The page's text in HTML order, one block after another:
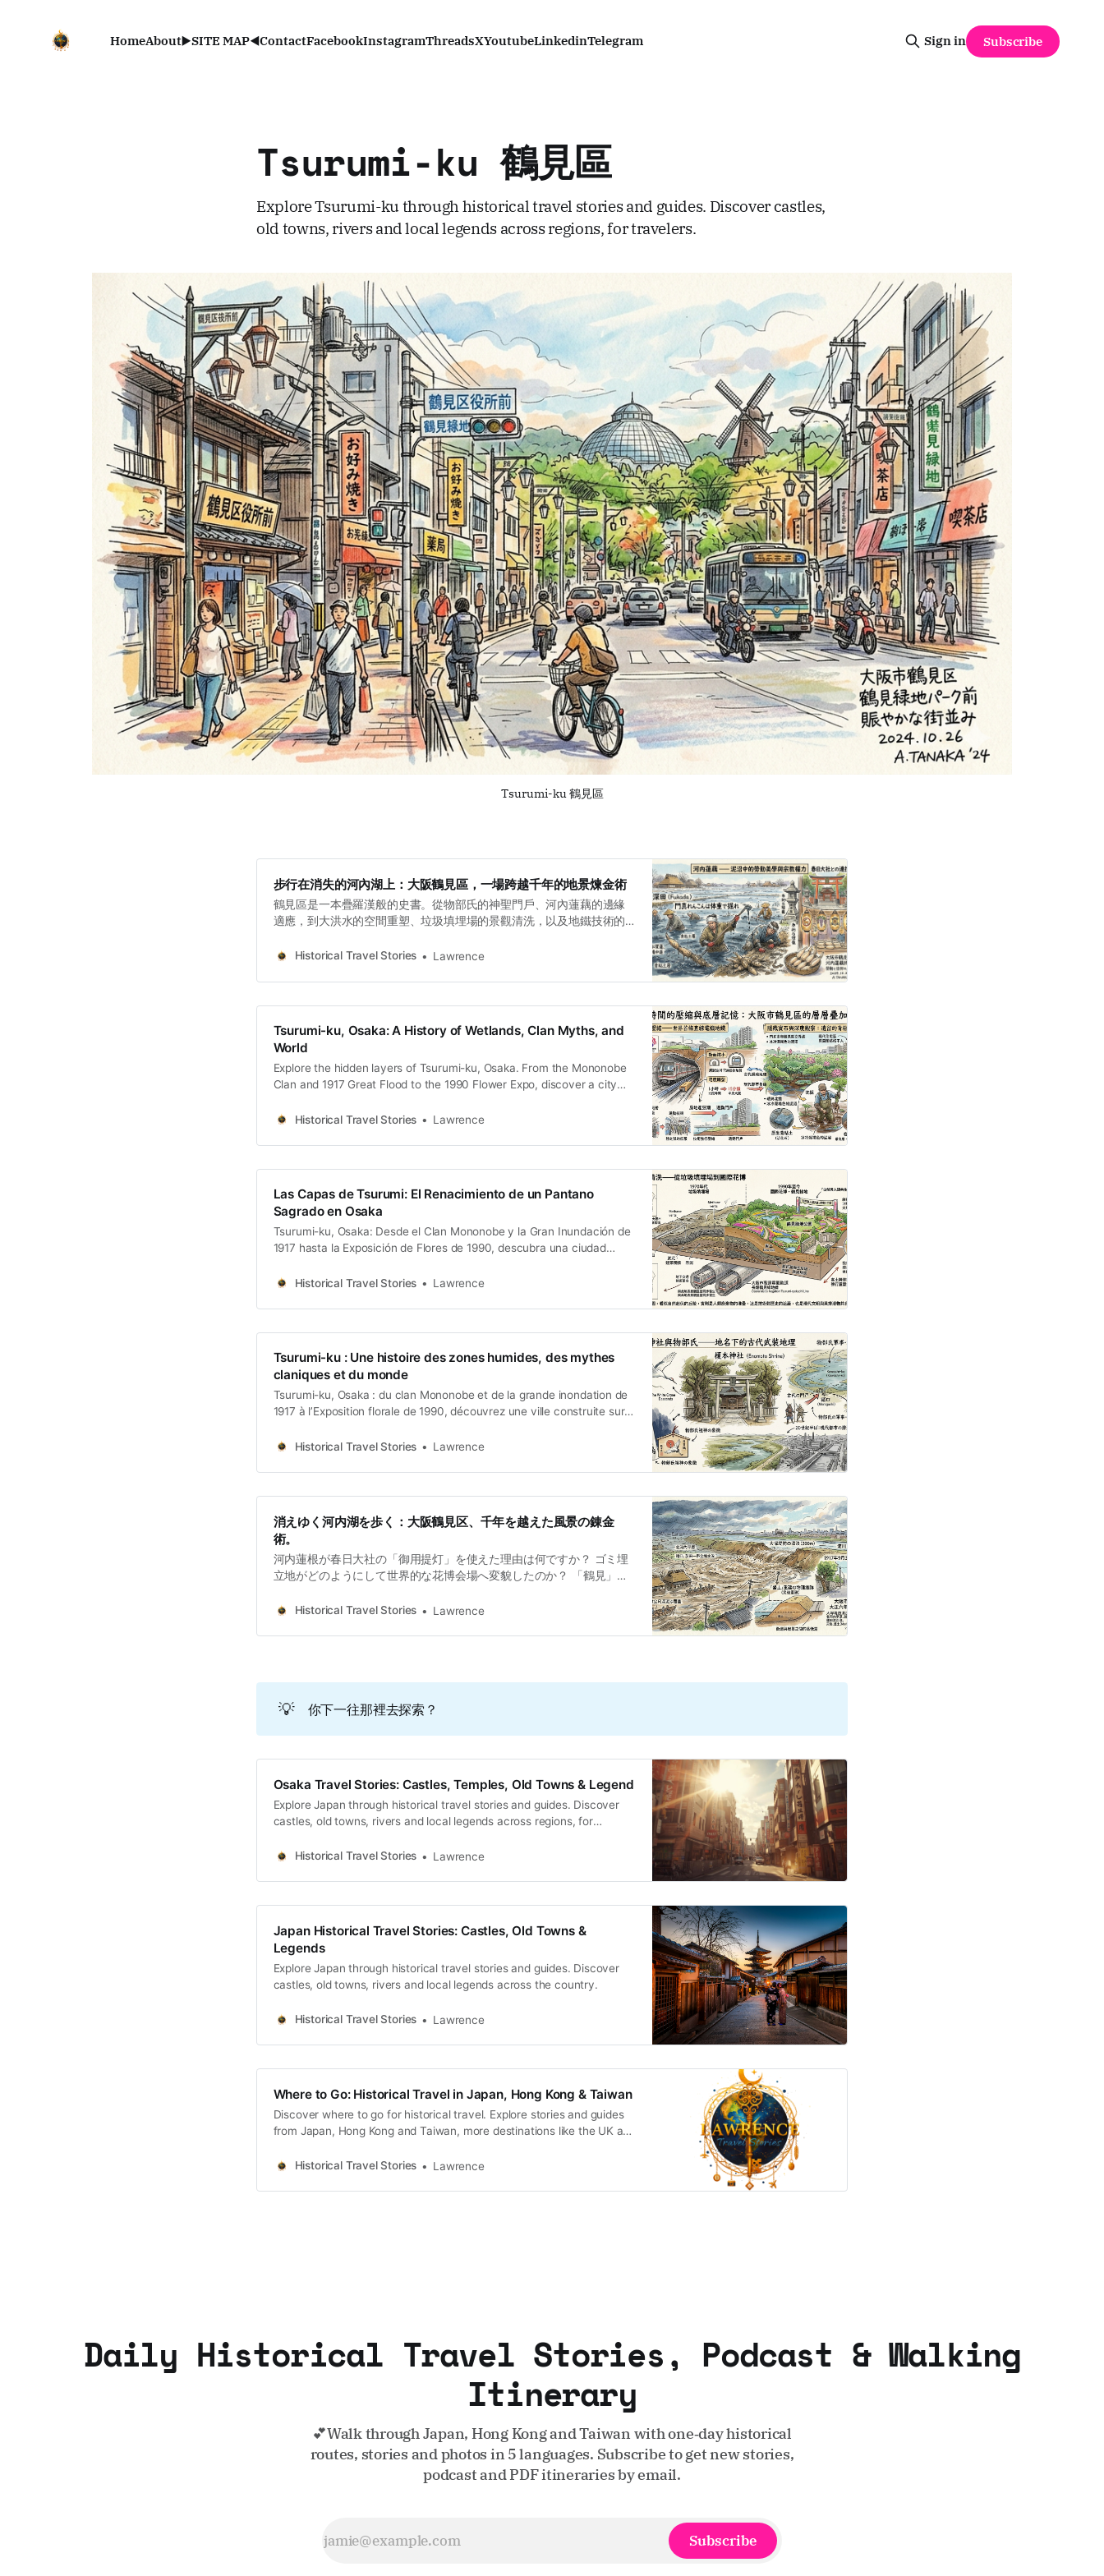
HomeAbout▶️SITE MAP◀️ContactFacebookInstagramThreadsXYoutubeLinkedinTelegram Sign in Subscribe
Tsurumi-ku 鶴見區
Explore Tsurumi-ku through historical travel stories and guides. Discover castles,
old towns, rivers and local legends across regions, for travelers.
Tsurumi-ku 鶴見區
步行在消失的河內湖上：大阪鶴見區，一場跨越千年的地景煉金術
鶴見區是一本疊羅漢般的史書。從物部氏的神聖門戶、河內蓮藕的邊緣
適應，到大洪水的空間重塑、垃圾填埋場的景觀清洗，以及地鐵技術的
產生的混合物。
Historical Travel Stories Lawrence
Tsurumi-ku, Osaka: A History of Wetlands, Clan Myths, and
World
Explore the hidden layers of Tsurumi-ku, Osaka. From the Mononobe
Clan and 1917 Great Flood to the 1990 Flower Expo, discover a city
Historical Travel Stories
Lawrence
Las Capas de Tsurumi: El Renacimiento de un Pantano
Sagrado en Osaka
Tsurumi-ku, Osaka: Desde el Clan Mononobe y la Gran Inundación de
1917 hasta la Exposición de Flores de 1990, descubra una ciudad
Historical Travel Stories
Lawrence
Tsurumi-ku : Une histoire des zones humides, des mythes
claniques et du monde
Tsurumi-ku, Osaka : du clan Mononobe et de la grande inondation de
1917 à l’Exposition florale de 1990, découvrez une ville construite sur
Historical Travel Stories
Lawrence
消えゆく河内湖を歩く：大阪鶴見区、千年を越えた風景の錬金
術。
河内蓮根が春日大社の「御用提灯」を使えた理由は何ですか？ ゴミ埋
立地がどのようにして世界的な花博会場へ変貌したのか？ 「鶴見」と
Historical Travel Guide to Osaka: Districts, Culture, and Hidden
れを克服した高度な技術革新が幾重にも積み重なったものです。本記
Historical Travel Stories Lawrence
💡 你下一往那裡去探索？
Osaka Travel Stories: Castles, Temples, Old Towns & Legend
Explore Japan through historical travel stories and guides. Discover
castles, old towns, rivers and local legends across regions, for
Historical Travel Stories
Lawrence
Japan Historical Travel Stories: Castles, Old Towns &
Legends
Explore Japan through historical travel stories and guides. Discover
castles, old towns, rivers and local legends across the country.
Historical Travel Stories Lawrence
Where to Go: Historical Travel in Japan, Hong Kong & Taiwan
Discover where to go for historical travel. Explore stories and guides
from Japan, Hong Kong and Taiwan, more destinations like the UK and
Historical Travel Stories
Lawrence
Daily Historical Travel Stories, Podcast & Walking
Itinerary
💕Walk through Japan, Hong Kong and Taiwan with one‑day historical
routes, stories and photos in 5 languages. Subscribe to get new stories,
podcast and PDF itineraries by email.
Subscribe